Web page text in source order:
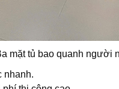
mặt tủ bao quanh
nhanh.